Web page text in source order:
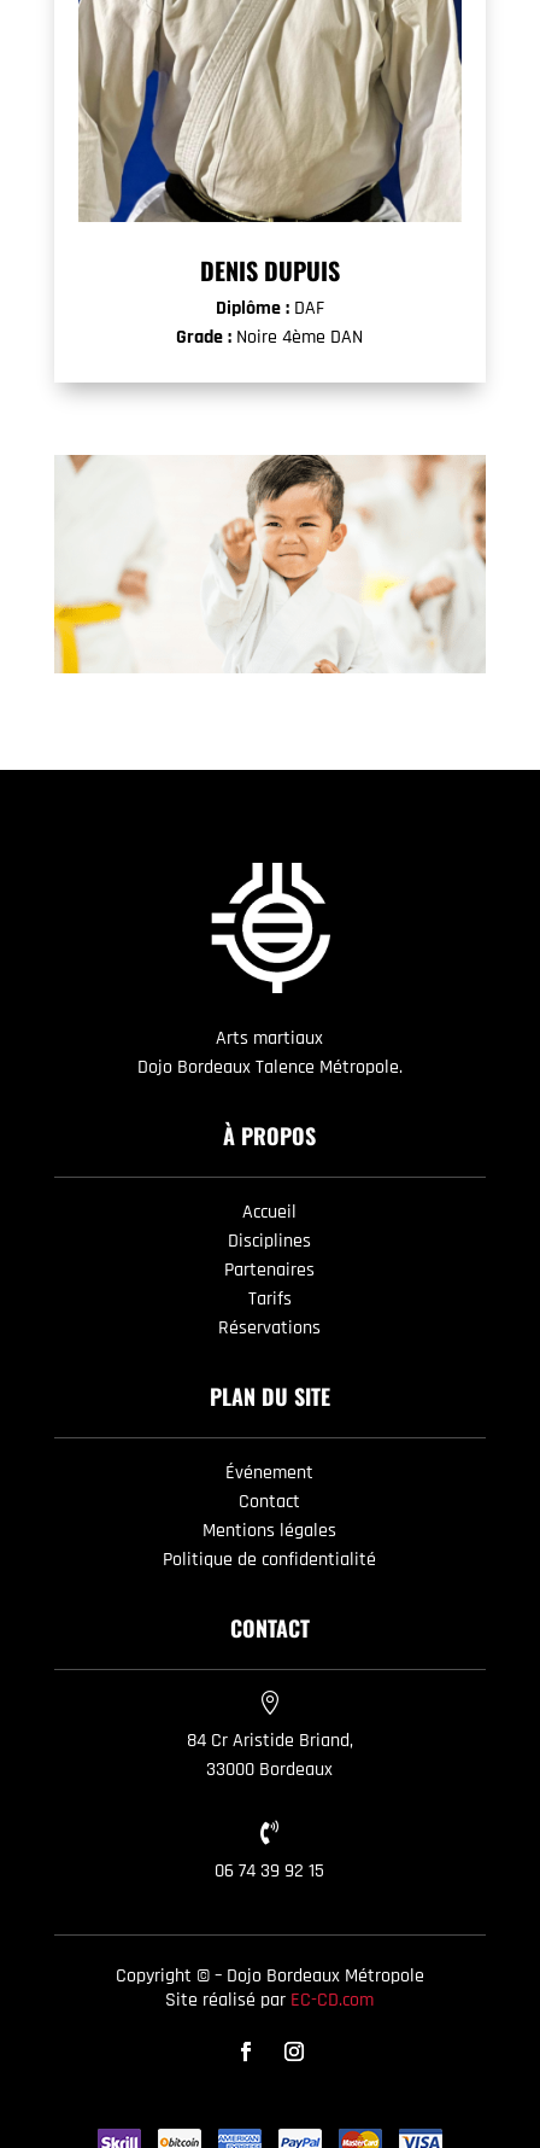
DENIS DUPUIS
Diplôme :DAF
Grade : Noire 4ème DAN
Arts martiaux
Dojo Bordeaux Talence Métropole.
À PROPOS
Accueil
Disciplines
Partenaires
Tarifs
Réservations
PLAN DU SITE
Événement
Contact
Mentions légales
Politique de confidentialité
CONTACT

84 Cr Aristide Briand,
33000 Bordeaux

06 74 39 92 15
Copyright © – Dojo Bordeaux Métropole
Site réalisé par EC-CD.com